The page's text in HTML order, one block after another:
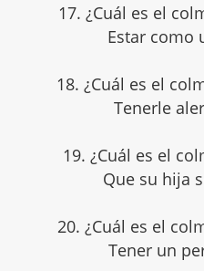
17. ¿Cuál es el
Estar como
18. ¿Cuál es el
Tenerle
19. ¿Cuál es el
Que su hija
20. ¿Cuál es el
Tener un